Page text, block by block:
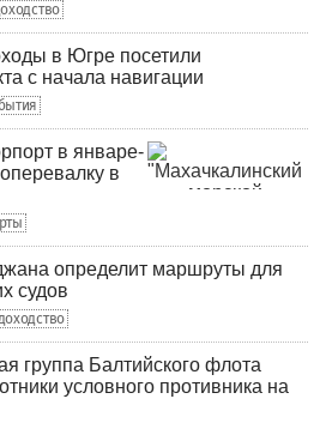
в Югре посетили
с начала навигации
в январе-
в
определит маршруты для
судов
группа Балтийского флота
условного противника на